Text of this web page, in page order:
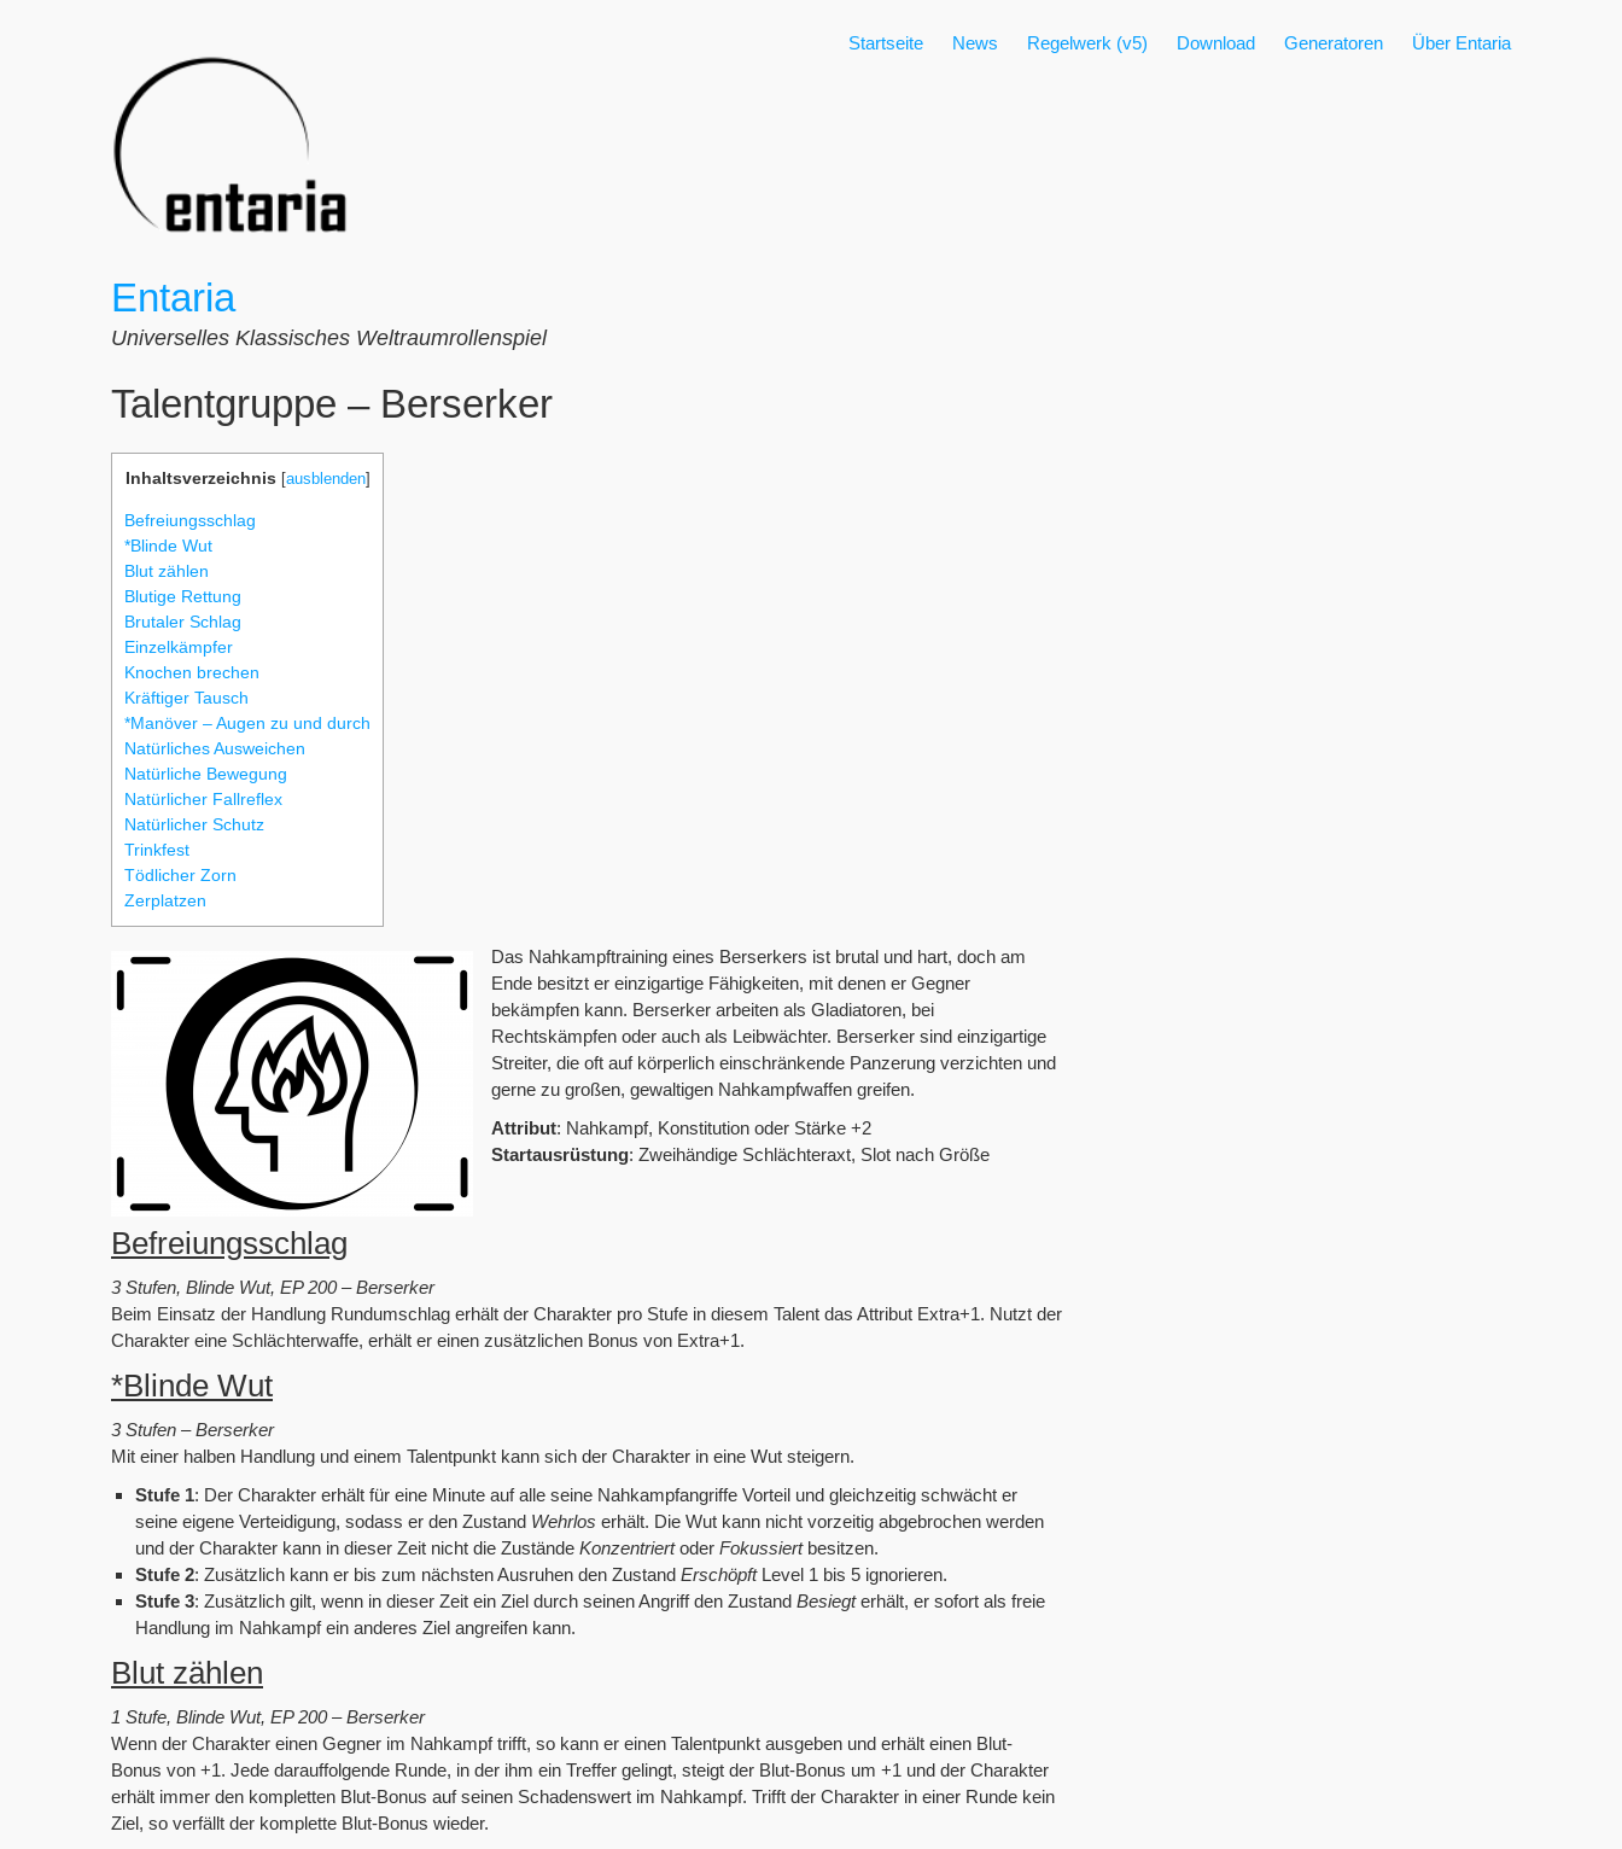
Entaria
Universelles Klassisches Weltraumrollenspiel
Startseite News Regelwerk (v5) Download Generatoren Über Entaria
Talentgruppe – Berserker
Inhaltsverzeichnis [ausblenden]
Befreiungsschlag
*Blinde Wut
Blut zählen
Blutige Rettung
Brutaler Schlag
Einzelkämpfer
Knochen brechen
Kräftiger Tausch
*Manöver – Augen zu und durch
Natürliches Ausweichen
Natürliche Bewegung
Natürlicher Fallreflex
Natürlicher Schutz
Trinkfest
Tödlicher Zorn
Zerplatzen
Das Nahkampftraining eines Berserkers ist brutal und hart, doch am
Ende besitzt er einzigartige Fähigkeiten, mit denen er Gegner
bekämpfen kann. Berserker arbeiten als Gladiatoren, bei
Rechtskämpfen oder auch als Leibwächter. Berserker sind einzigartige
Streiter, die oft auf körperlich einschränkende Panzerung verzichten und
gerne zu großen, gewaltigen Nahkampfwaffen greifen.
Attribut: Nahkampf, Konstitution oder Stärke +2
Startausrüstung: Zweihändige Schlächteraxt, Slot nach Größe
Befreiungsschlag
3 Stufen, Blinde Wut, EP 200 – Berserker
Beim Einsatz der Handlung Rundumschlag erhält der Charakter pro Stufe in diesem Talent das Attribut Extra+1. Nutzt der
Charakter eine Schlächterwaffe, erhält er einen zusätzlichen Bonus von Extra+1.
*Blinde Wut
3 Stufen – Berserker
Mit einer halben Handlung und einem Talentpunkt kann sich der Charakter in eine Wut steigern.
Stufe 1: Der Charakter erhält für eine Minute auf alle seine Nahkampfangriffe Vorteil und gleichzeitig schwächt er
seine eigene Verteidigung, sodass er den Zustand Wehrlos erhält. Die Wut kann nicht vorzeitig abgebrochen werden
und der Charakter kann in dieser Zeit nicht die Zustände Konzentriertoder Fokussiertbesitzen.
Stufe 2: Zusätzlich kann er bis zum nächsten Ausruhen den Zustand ErschöpftLevel 1 bis 5 ignorieren.
Stufe 3: Zusätzlich gilt, wenn in dieser Zeit ein Ziel durch seinen Angriff den Zustand Besiegterhält, er sofort als freie
Handlung im Nahkampf ein anderes Ziel angreifen kann.
Blut zählen
1 Stufe, Blinde Wut, EP 200 – Berserker
Wenn der Charakter einen Gegner im Nahkampf trifft, so kann er einen Talentpunkt ausgeben und erhält einen Blut-
Bonus von +1. Jede darauffolgende Runde, in der ihm ein Treffer gelingt, steigt der Blut-Bonus um +1 und der Charakter
erhält immer den kompletten Blut-Bonus auf seinen Schadenswert im Nahkampf. Trifft der Charakter in einer Runde kein
Ziel, so verfällt der komplette Blut-Bonus wieder.